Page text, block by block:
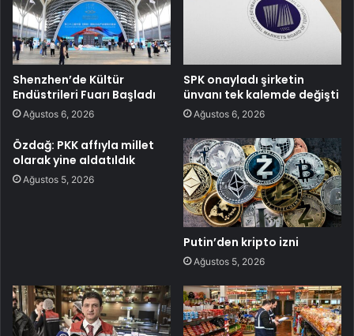
Shenzhen’de Kültür
Endüstrileri Fuarı Başladı
Ağustos 6, 2026
SPK onayladı şirketin
ünvanı tek kalemde değişti
Ağustos 6, 2026
Özdağ: PKK affıyla millet
olarak yine aldatıldık
Ağustos 5, 2026
Putin’den kripto izni
Ağustos 5, 2026